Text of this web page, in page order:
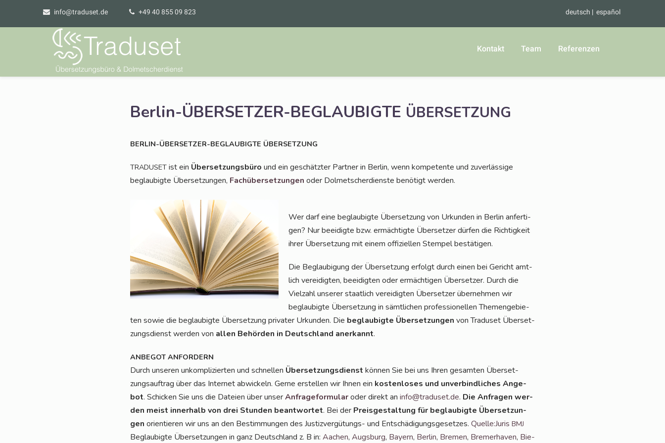
info@traduset.de +49 40 855 09 823 deutsch español
Kontakt Team Referenzen
Berlin-ÜBERSETZER-BEGLAUBIGTE ÜBERSETZUNG
BERLIN-ÜBERSETZER-BEGLAUBIGTE ÜBERSETZUNG
TRADUSETist ein Über­set­zungs­bü­ro und ein geschätz­ter Part­ner in Ber­lin, wenn kom­pe­ten­te und zuver­läs­si­ge
beglau­big­te Über­set­zun­gen, Fach­über­set­zun­gen oder Dol­met­scher­diens­te benö­tigt werden.
Wer darf eine beglau­big­te Über­set­zung von Urkun­den in Ber­lin anfer­ti­
gen? Nur beei­dig­te bzw. ermäch­tig­te Über­set­zer dür­fen die Rich­tig­keit
ihrer Über­set­zung mit einem offi­zi­el­len Stem­pel bestätigen.
Die Beglau­bi­gung der Über­set­zung erfolgt durch einen bei Gericht amt­
lich ver­ei­dig­ten, beei­dig­ten oder ermäch­ti­gen Über­set­zer. Durch die
Viel­zahl unse­rer staat­lich ver­ei­dig­ten Über­set­zer über­neh­men wir
beglau­big­te Über­set­zung in sämt­li­chen pro­fes­sio­nel­len The­men­ge­bie­
ten sowie die beglau­big­te Über­set­zung pri­va­ter Urkun­den. Die beglau­big­te Über­set­zun­gen von Tra­du­set Über­set­
zungs­dienst wer­den von allen Behör­den in Deutsch­land aner­kannt.
ANBEGOT ANFORDERN
Durch unse­ren unkom­pli­zier­ten und schnel­len Über­set­zungs­dienst kön­nen Sie bei uns Ihren gesam­ten Über­set­
zungs­auf­trag über das Inter­net abwi­ckeln. Ger­ne erstel­len wir Ihnen ein kos­ten­lo­ses und unver­bind­li­ches Ange­
bot. Schi­cken Sie uns die Datei­en über unserAnfra­ge­for­mu­laroder direkt an info@traduset.de. Die Anfra­gen wer­
den meist inner­halb von drei Stun­den beant­wor­tet. Bei der Preis­ge­stal­tung für beglau­big­te Über­set­zun­
gen ori­en­tie­ren wir uns an den Bestim­mun­gen des Jus­tiz­ver­gü­tungs- und Ent­schä­di­gungs­ge­set­zes. Quelle:Juris BMJ
Beglau­big­te Über­set­zun­gen in ganz Deutsch­land z. B in: Aachen, Augs­burg, Bay­ern, Ber­lin, Bre­men, Bre­mer­ha­ven, Bie­